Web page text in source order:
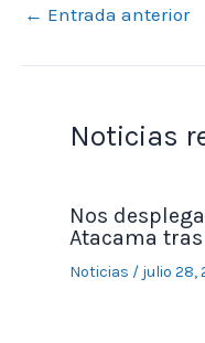
← Entrada anterior
Noticias
Nos
Atacama
Noticias / julio 28,